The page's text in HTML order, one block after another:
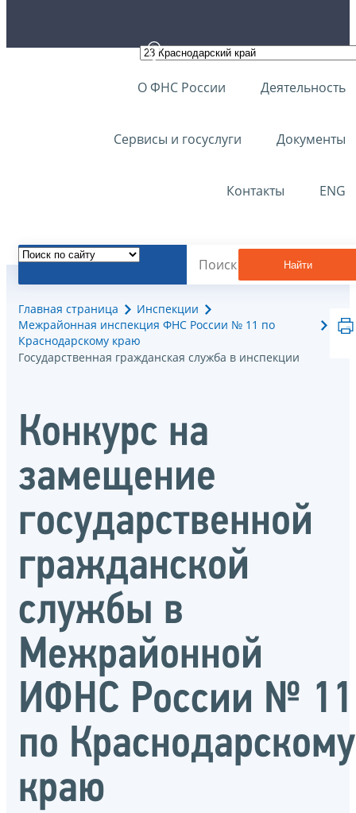
О ФНС России Деятельность
Сервисы и госуслуги Документы
Контакты ENG
Найти
Главная страница
Инспекции
Межрайонная инспекция ФНС России № 11 по
Краснодарскому краю
Государственная гражданская служба в инспекции
Конкурс на
замещение
государственной
гражданской
службы в
Межрайонной
ИФНС России № 11
по Краснодарскому
краю